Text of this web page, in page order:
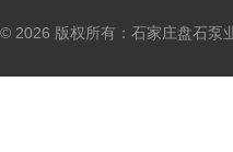
© 2026 版权所有：石家庄盘石泵